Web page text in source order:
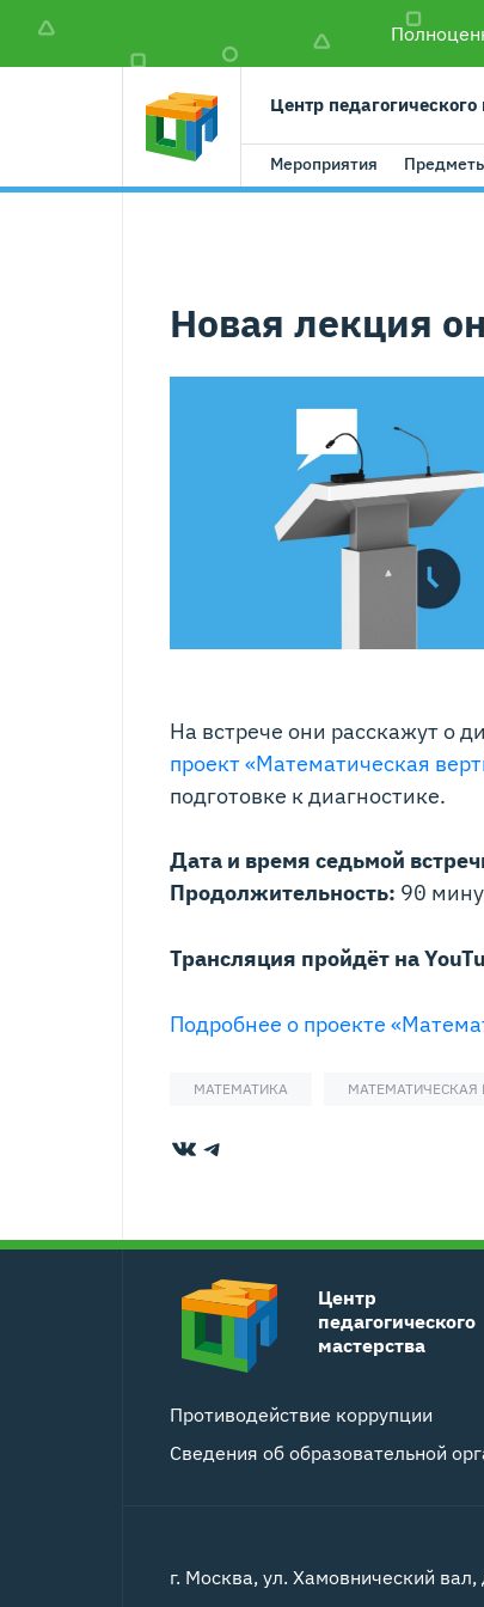
Центр педагогического
Мероприятия
Новая лекция
На встрече они расскажут о
проект «Математическая
подготовке к диагностике.
Дата и время седьмой
Продолжительность: 90
Трансляция пройдёт на
Подробнее о проекте
МАТЕМАТИКА МАТЕМАТИЧЕСКАЯ
ВКонтакте
Telegram
Центр
педагогического
мастерства
Противодействие коррупции
Сведения об образовательной
г. Москва, ул. Хамовнический